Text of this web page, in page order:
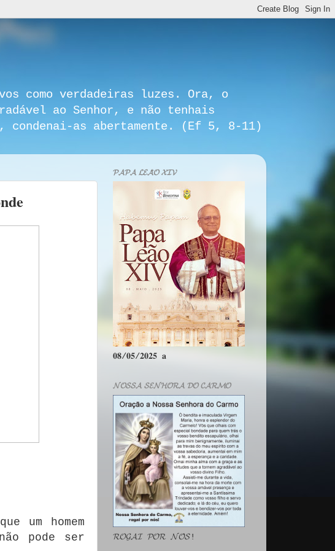
como verdadeiras luzes. Ora, o
ao Senhor, e não tenhais
as abertamente. (Ef 5, 8-11)
um homem
pode ser
𝓟𝓐𝓟𝓐 𝓛𝓔𝓐̃𝓞 𝓧𝓘𝓥
𝟎𝟖/𝟎𝟓/𝟐𝟎𝟐𝟓 𝐚
𝓝𝓞𝓢𝓢𝓐 𝓢𝓔𝓝𝓗𝓞𝓡𝓐 𝓓𝓞 𝓒𝓐𝓡𝓜𝓞
𝓡𝓞𝓖𝓐𝓘 𝓟𝓞𝓡 𝓝𝓞́𝓢!